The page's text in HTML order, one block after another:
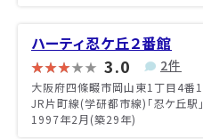
ハーティ忍ケ丘２番館
3.0 2件
大阪府四條畷市岡山東1丁目4番
JR片町線(学研都市線)「忍ケ丘駅
1997年2月(築29年)